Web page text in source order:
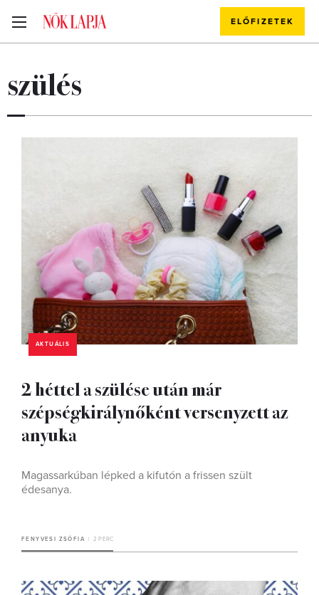
ELŐFIZETEK
szülés
AKTUÁLIS
2 héttel a szülése után már
szépségkirálynőként versenyzett az
anyuka
Magassarkúban lépked a kifutón a frissen szült
édesanya.
FENYVESI ZSÓFIA 2 PERC